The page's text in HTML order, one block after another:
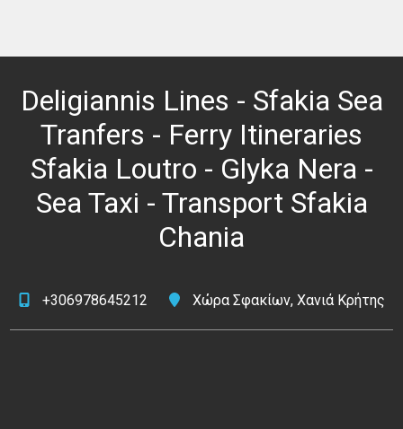
Deligiannis Lines - Sfakia Sea
Tranfers - Ferry Itineraries
Sfakia Loutro - Glyka Nera -
Sea Taxi - Transport Sfakia
Chania
+306978645212 Χώρα Σφακίων, Χανιά Κρήτης